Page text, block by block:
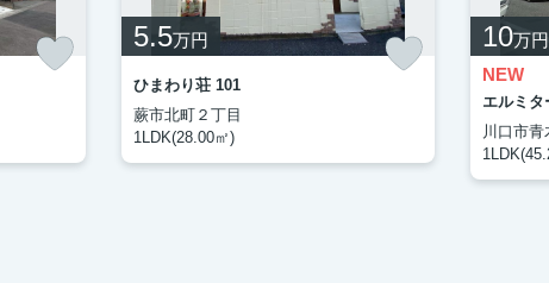
5.5万円
ひまわり荘 101
蕨市北町２丁目
1LDK(28.00㎡)
10万円
NEW
エルミタ
川口市青